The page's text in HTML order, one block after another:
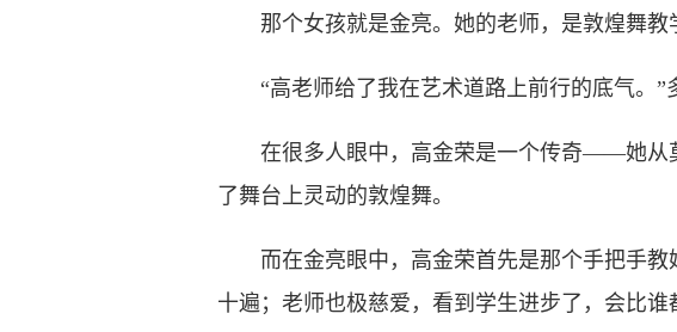
那个女孩就是金亮。她的老师，是敦煌舞教
“高老师给了我在艺术道路上前行的底气。”
在很多人眼中，高金荣是一个传奇——她从莫
了舞台上灵动的敦煌舞。
而在金亮眼中，高金荣首先是那个手把手教
十遍；老师也极慈爱，看到学生进步了，会比谁